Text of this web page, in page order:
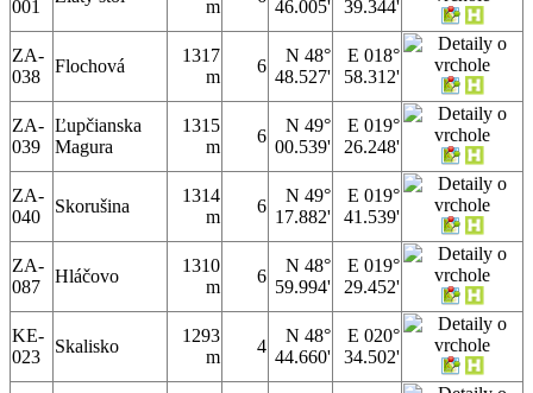
001
m
46.005'
39.344'
ZA-
038
Flochová
1317
m
6
N 48°
48.527'
E 018°
58.312'
ZA-
039
Ľupčianska
Magura
1315
m
6
N 49°
00.539'
E 019°
26.248'
ZA-
040
Skorušina
1314
m
6
N 49°
17.882'
E 019°
41.539'
ZA-
087
Hláčovo
1310
m
6
N 48°
59.994'
E 019°
29.452'
KE-
023
Skalisko
1293
m
4
N 48°
44.660'
E 020°
34.502'